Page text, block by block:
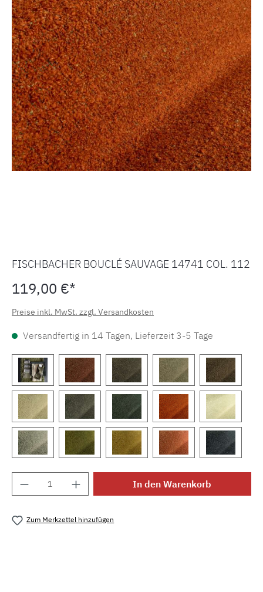
FISCHBACHER BOUCLÉ SAUVAGE 14741 COL. 112
119,00 €*
Preise inkl. MwSt. zzgl. Versandkosten
Versandfertig in 14 Tagen, Lieferzeit 3-5 Tage
Produkt Anzahl: Gib den gewünschten
In den Warenkorb
Zum Merkzettel hinzufügen